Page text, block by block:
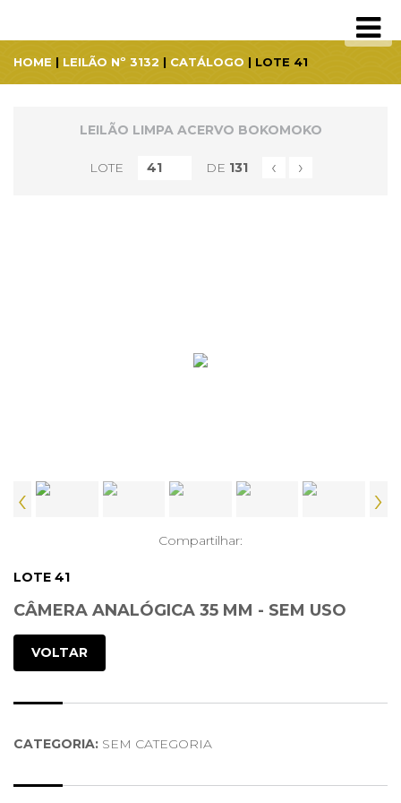
HOME | LEILÃO Nº 3132 | CATÁLOGO | LOTE 41
LEILÃO LIMPA ACERVO BOKOMOKO
LOTE DE 131 ‹ ›
‹ ›
Compartilhar:
LOTE 41
CÂMERA ANALÓGICA 35 MM - SEM USO
VOLTAR
CATEGORIA: SEM CATEGORIA